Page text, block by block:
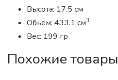
Высота: 17.5 см
Обьем: 433.1 см3
Вес: 199 гр
Похожие товары